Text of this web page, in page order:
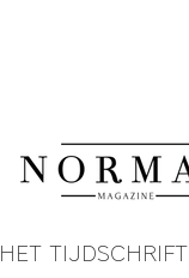
HET TIJDSCHRIFT